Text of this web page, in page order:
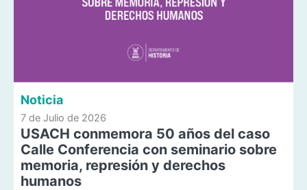
Noticia
7 de Julio de 2026
USACH conmemora 50 años del caso
Calle Conferencia con seminario sobre
memoria, represión y derechos
humanos